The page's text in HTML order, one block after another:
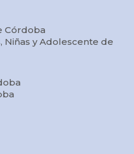
Córdoba
Niñas y Adolescente de